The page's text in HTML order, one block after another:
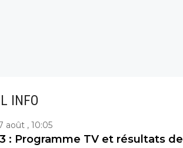
INFO
août , 10:05
: Programme TV et résultats de